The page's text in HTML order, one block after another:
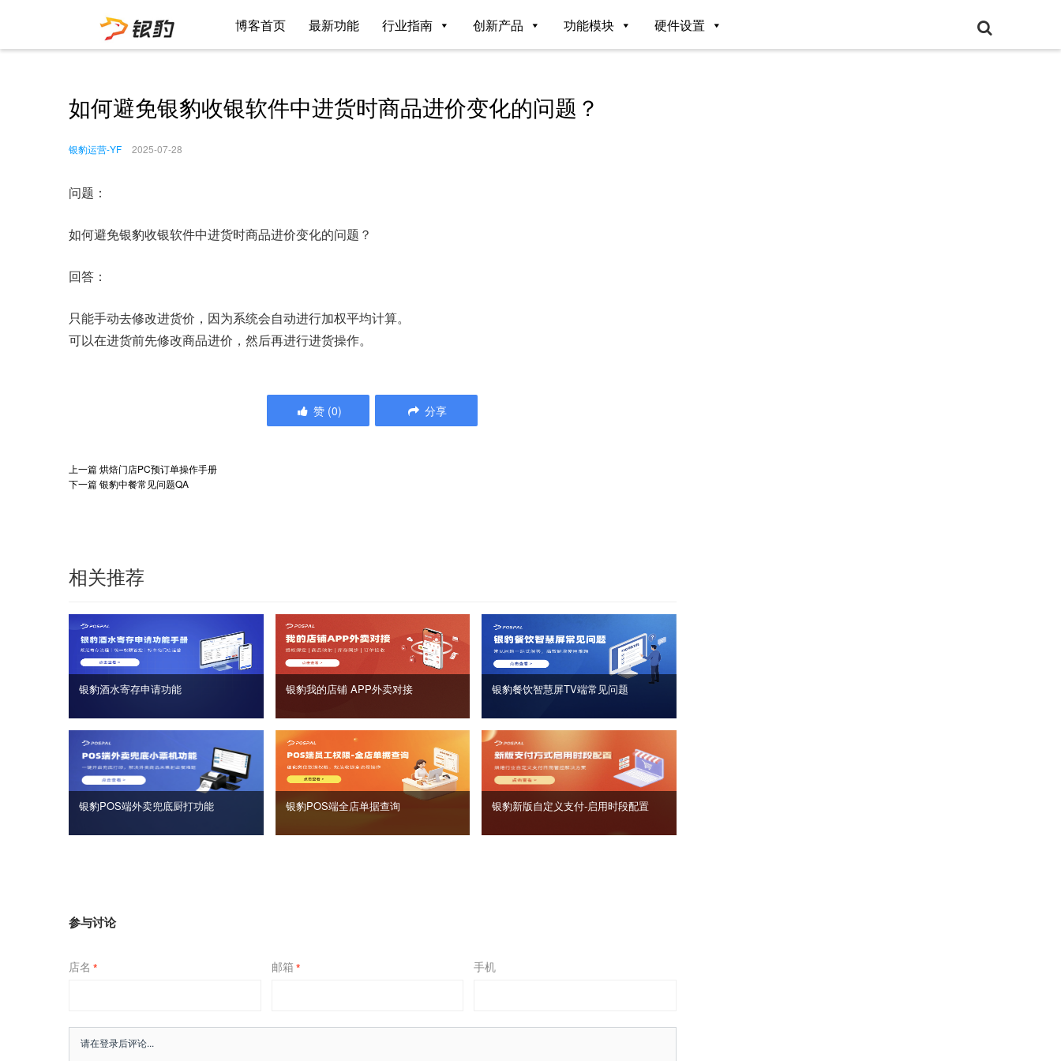
博客首页 最新功能 行业指南 创新产品 功能模块 硬件设置
如何避免银豹收银软件中进货时商品进价变化的问题？
银豹运营-YF 2025-07-28
问题：
如何避免银豹收银软件中进货时商品进价变化的问题？
回答：
只能手动去修改进货价，因为系统会自动进行加权平均计算。
可以在进货前先修改商品进价，然后再进行进货操作。
赞 (0) 分享
上一篇烘焙门店PC预订单操作手册
下一篇银豹中餐常见问题QA
相关推荐
银豹酒水寄存申请功能 银豹我的店铺 APP外卖对接 银豹餐饮智慧屏TV端常见问题
银豹POS端外卖兜底厨打功能 银豹POS端全店单据查询 银豹新版自定义支付‑启用时段配置
参与讨论
店名 * 邮箱 * 手机